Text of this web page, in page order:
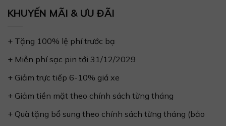
KHUYẾN MÃI & ƯU ĐÃI
+ Tặng 100% lệ phí trước bạ
+ Miễn phí sạc pin tới 31/12/2029
+ Giảm trực tiếp 6-10% giá xe
+ Giảm tiền mặt theo chính sách từng tháng
+ Quà tặng bổ sung theo chính sách từng tháng (bảo